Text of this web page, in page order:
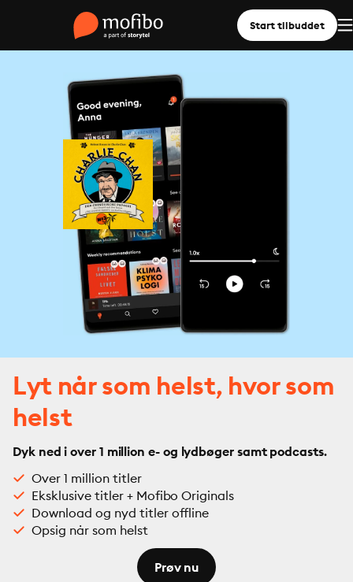
Start tilbuddet
Lyt når som helst, hvor som
helst
Dyk ned i over 1 million e- og lydbøger samt podcasts.
Over 1 million titler
Eksklusive titler + Mofibo Originals
Download og nyd titler offline
Opsig når som helst
Prøv nu